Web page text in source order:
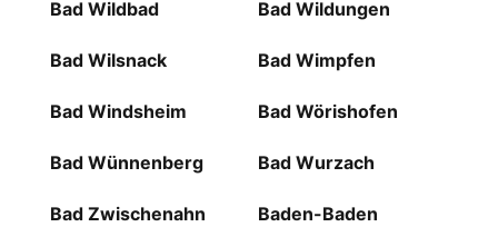
Bad Wildbad Bad Wildungen
Bad Wilsnack Bad Wimpfen
Bad Windsheim Bad Wörishofen
Bad Wünnenberg Bad Wurzach
Bad Zwischenahn Baden-Baden